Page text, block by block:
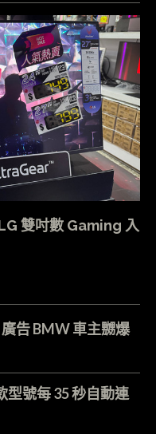
雙吋數 Gaming 入
告 BMW 車主嬲爆
型號每 35 秒自動連